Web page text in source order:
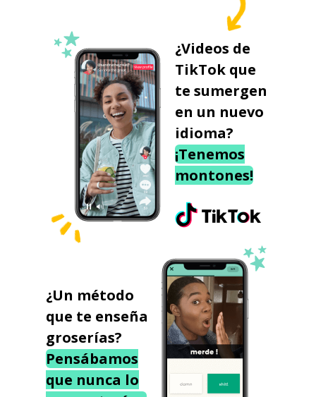
¿Videos de
TikTok que
te sumergen
en un nuevo
idioma?
¡Tenemos
montones!
¿Un método
que te enseña
groserías?
Pensábamos
que nunca lo